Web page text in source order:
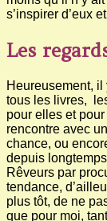
s’inspirer d’eux
Les
Heureusement,
tous les livres,
pour elles et
rencontre avec
chance, ou
depuis
Rêveurs par
tendance,
plus tôt, de ne
que pour moi,